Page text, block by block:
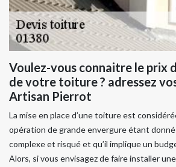
Voulez-vous connaitre le prix
de votre toiture ? adressez
Artisan Pierrot
La mise en place d’une toiture est
opération de grande envergure étant
complexe et risqué et qu’il implique un
Alors, si vous envisagez de faire installer